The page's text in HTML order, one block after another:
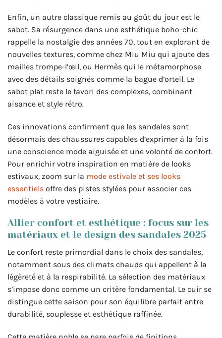
Enfin, un autre classique remis au goût du jour est le
sabot. Sa résurgence dans une esthétique boho-chic
rappelle la nostalgie des années 70, tout en explorant de
nouvelles textures, comme chez Miu Miu qui ajoute des
mailles trompe-l’œil, ou Hermès qui le métamorphose
avec des détails soignés comme la bague d’orteil. Le
sabot plat reste le favori des complexes, combinant
aisance et style rétro.
Ces innovations confirment que les sandales sont
désormais des chaussures capables d’exprimer à la fois
une conscience mode aiguisée et une volonté de confort.
Pour enrichir votre inspiration en matière de looks
estivaux, zoom sur la mode estivale et ses looks
essentiels offre des pistes stylées pour associer ces
modèles à votre vestiaire.
Allier confort et esthétique : focus sur les
matériaux et le design des sandales 2025
Le confort reste primordial dans le choix des sandales,
notamment sous des climats chauds qui appellent à la
légèreté et à la respirabilité. La sélection des matériaux
s’impose donc comme un critère fondamental. Le cuir se
distingue cette saison pour son équilibre parfait entre
durabilité, souplesse et esthétique raffinée.